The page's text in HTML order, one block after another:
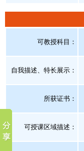
可教授科目：
自我描述、特长展示 ：
所获证书 ：
可授课区域描述：